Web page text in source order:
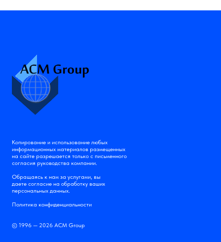
Копирование и использование любых
информационных материалов размещенных
на сайте разрешается только с письменного
согласия руководства компании.
Обращаясь к нам за услугами, вы
даете согласие на обработку ваших
персональных данных.
Политика конфиденциальности
© 1996 — 2026 АСМ Group